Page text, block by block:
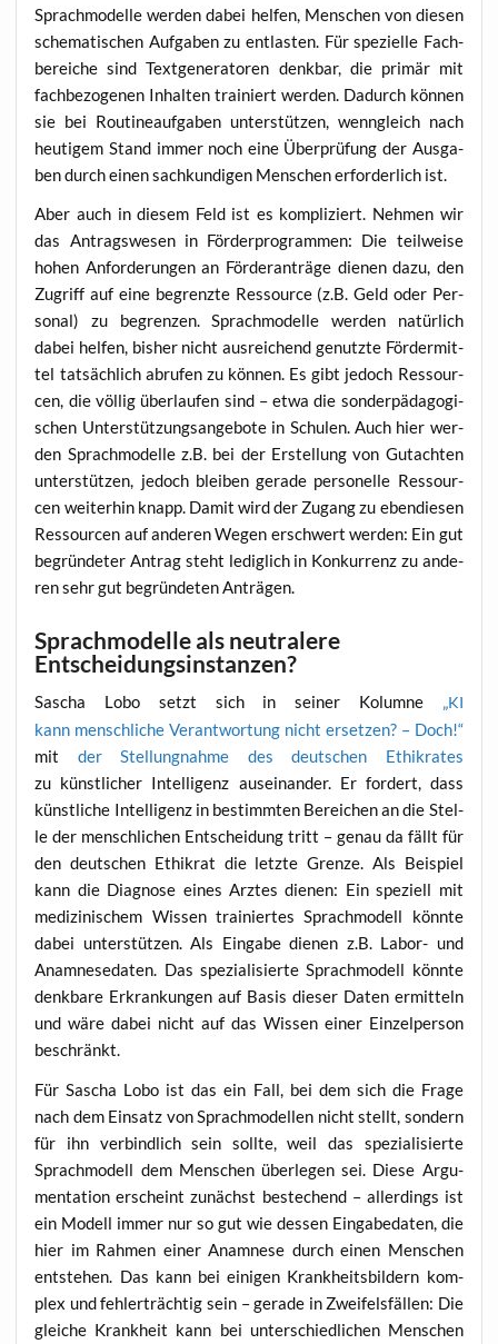
Sprach­mo­del­le wer­den dabei hel­fen, Men­schen von die­sen
sche­ma­ti­schen Auf­ga­ben zu ent­las­ten. Für spe­zi­el­le Fach­
be­rei­che sind Text­ge­ne­ra­to­ren denk­bar, die pri­mär mit
fach­be­zo­ge­nen Inhal­ten trai­niert wer­den. Dadurch kön­nen
sie bei Rou­ti­ne­auf­ga­ben unter­stüt­zen, wenn­gleich nach
heu­ti­gem Stand immer noch eine Über­prü­fung der Aus­ga­
ben durch einen sach­kun­di­gen Men­schen erfor­der­lich ist.
Aber auch in die­sem Feld ist es kom­pli­ziert. Neh­men wir
das Antrags­we­sen in För­der­pro­gram­men: Die teil­wei­se
hohen Anfor­de­run­gen an För­der­an­trä­ge die­nen dazu, den
Zugriff auf eine begrenz­te Res­sour­ce (z.B. Geld oder Per­
so­nal) zu begren­zen. Sprach­mo­del­le wer­den natür­lich
dabei hel­fen, bis­her nicht aus­rei­chend genutz­te För­der­mit­
tel tat­säch­lich abru­fen zu kön­nen. Es gibt jedoch Res­sour­
cen, die völ­lig über­lau­fen sind – etwa die son­der­päd­ago­gi­
schen Unter­stüt­zungs­an­ge­bo­te in Schu­len. Auch hier wer­
den Sprach­mo­del­le z.B. bei der Erstel­lung von Gut­ach­ten
unter­stüt­zen, jedoch blei­ben gera­de per­so­nel­le Res­sour­
cen wei­ter­hin knapp. Damit wird der Zugang zu eben­die­sen
Res­sour­cen auf ande­ren Wegen erschwert wer­den: Ein gut
begrün­de­ter Antrag steht ledig­lich in Kon­kur­renz zu ande­
ren sehr gut begrün­de­ten Anträgen.
Sprachmodelle als neutralere
Entscheidungsinstanzen?
Sascha Lobo setzt sich in sei­ner Kolum­ne „KI
kann mensch­li­che Ver­ant­wor­tung nicht erset­zen? – Doch!“
mit der Stel­lung­nah­me des deut­schen Ethik­ra­tes
zu künst­li­cher Intel­li­genz aus­ein­an­der. Er for­dert, dass
künst­li­che Intel­li­genz in bestimm­ten Berei­chen an die Stel­
le der mensch­li­chen Ent­schei­dung tritt – genau da fällt für
den deut­schen Ethik­rat die letz­te Gren­ze. Als Bei­spiel
kann die Dia­gno­se eines Arz­tes die­nen: Ein spe­zi­ell mit
medi­zi­ni­schem Wis­sen trai­nier­tes Sprach­mo­dell könn­te
dabei unter­stüt­zen. Als Ein­ga­be die­nen z.B. Labor- und
Ana­mne­se­da­ten. Das spe­zia­li­sier­te Sprach­mo­dell könn­te
denk­ba­re Erkran­kun­gen auf Basis die­ser Daten ermit­teln
und wäre dabei nicht auf das Wis­sen einer Ein­zel­per­son
beschränkt.
Für Sascha Lobo ist das ein Fall, bei dem sich die Fra­ge
nach dem Ein­satz von Sprach­mo­del­len nicht stellt, son­dern
für ihn ver­bind­lich sein soll­te, weil das spe­zia­li­sier­te
Sprach­mo­dell dem Men­schen über­le­gen sei. Die­se Argu­
men­ta­ti­on erscheint zunächst bestechend – aller­dings ist
ein Modell immer nur so gut wie des­sen Ein­ga­be­da­ten, die
hier im Rah­men einer Ana­mne­se durch einen Men­schen
ent­ste­hen. Das kann bei eini­gen Krank­heits­bil­dern kom­
plex und feh­ler­träch­tig sein – gera­de in Zwei­fels­fäl­len: Die
glei­che Krank­heit kann bei unter­schied­li­chen Men­schen